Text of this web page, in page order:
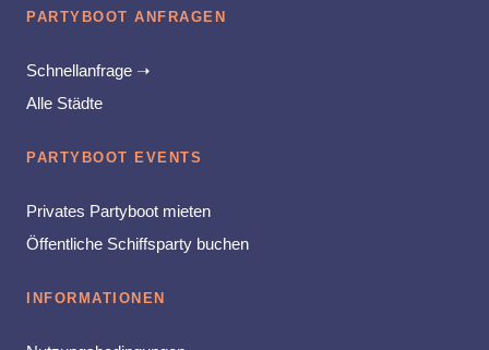
PARTYBOOT ANFRAGEN
Schnellanfrage ➝
Alle Städte
PARTYBOOT EVENTS
Privates Partyboot mieten
Öffentliche Schiffsparty buchen
INFORMATIONEN